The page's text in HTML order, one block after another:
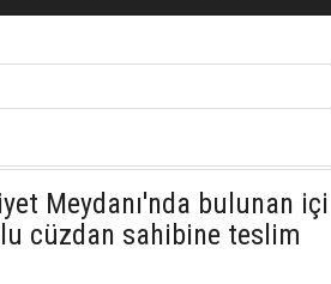
Meydanı'nda bulunan içi
cüzdan sahibine teslim